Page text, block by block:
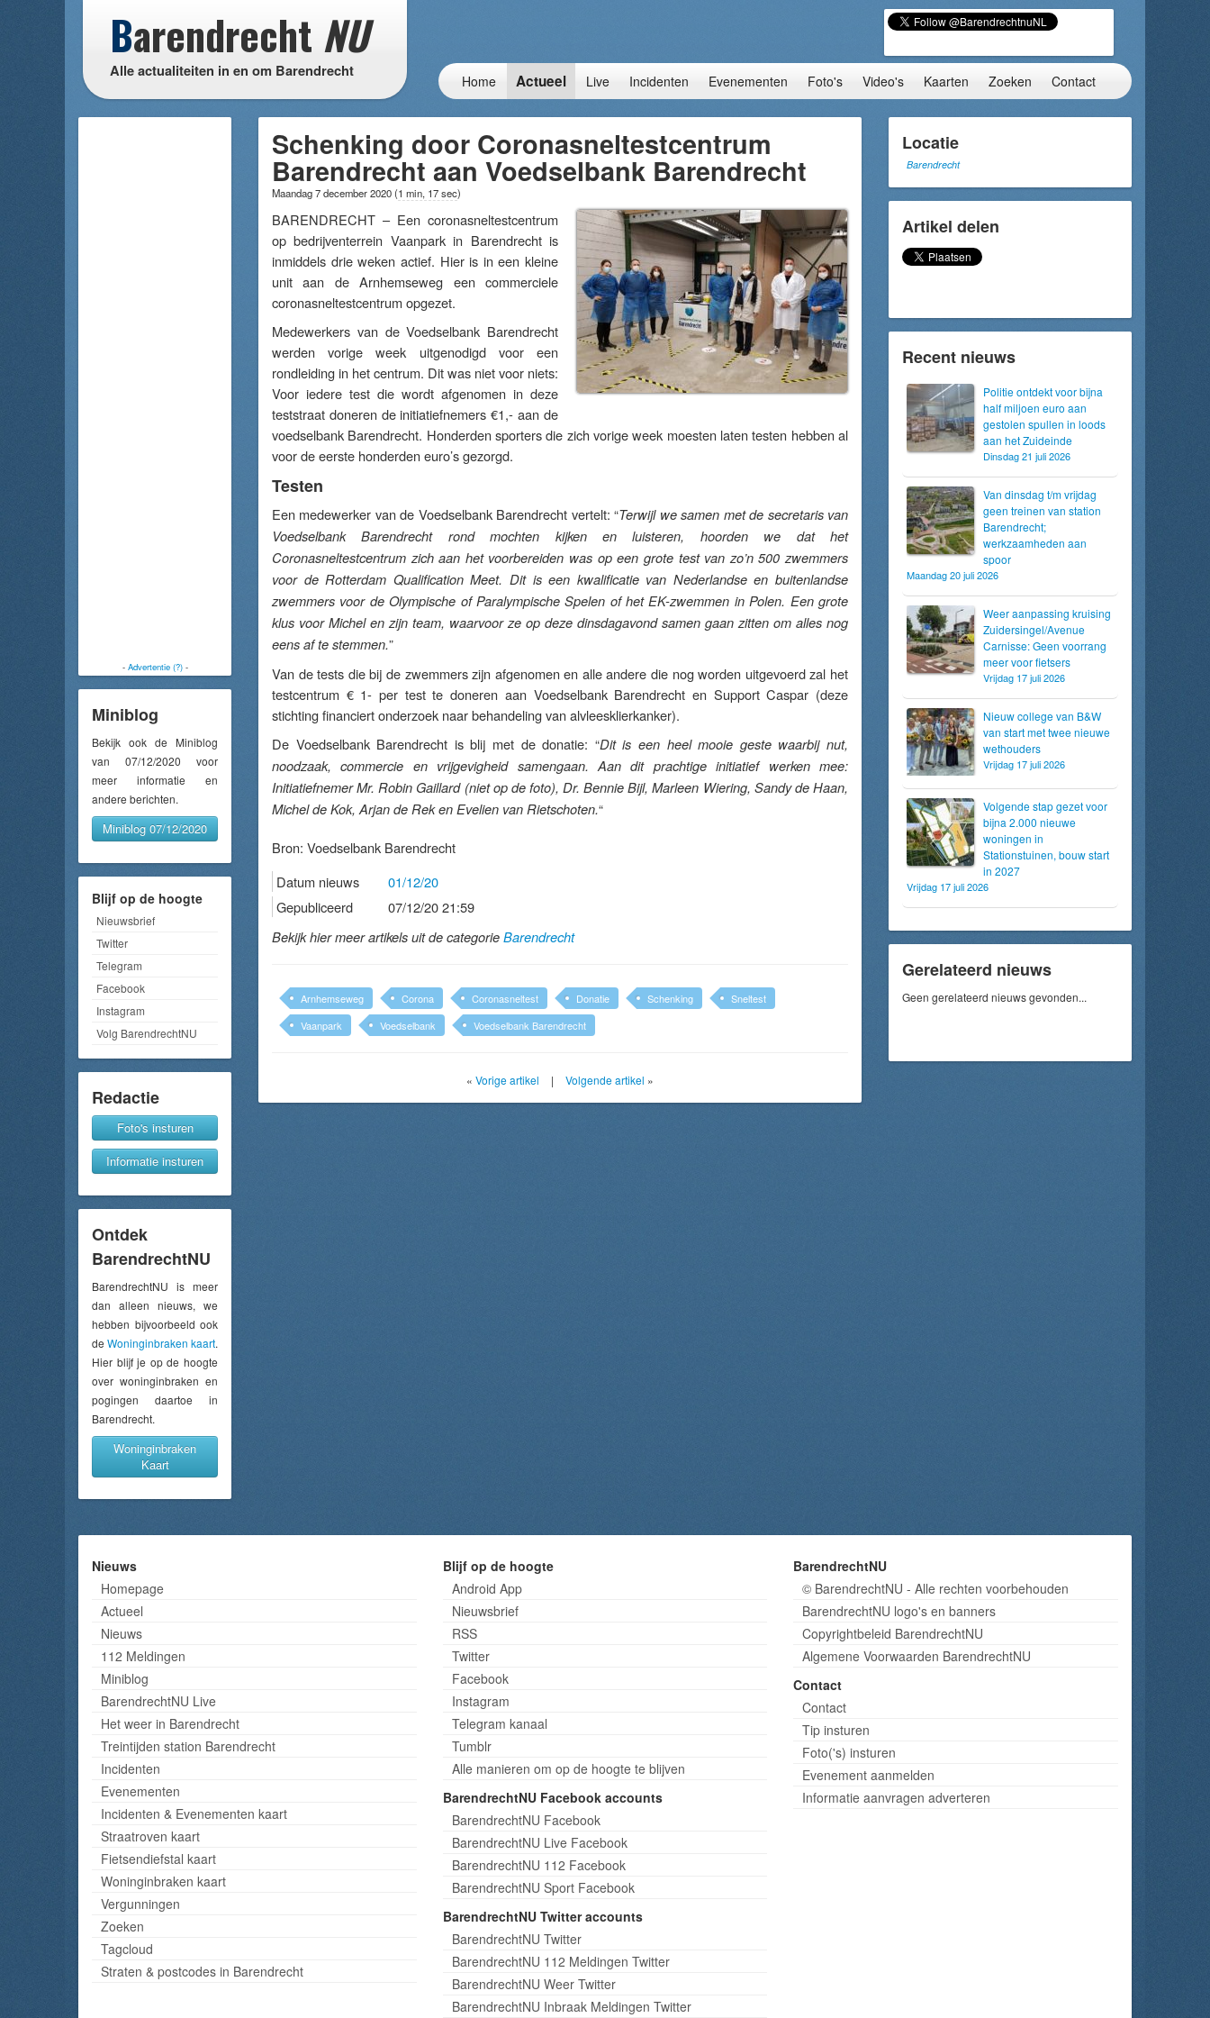
Barendrecht NU
Alle actualiteiten in en om Barendrecht
Home Actueel Live Incidenten Evenementen Foto's Video's Kaarten Zoeken Contact
- Advertentie (?)-
Miniblog
Bekijk ook de Miniblog
van 07/12/2020 voor
meer informatie en
andere berichten.
Miniblog 07/12/2020
Blijf op de hoogte
Nieuwsbrief
Twitter
Telegram
Facebook
Instagram
Volg BarendrechtNU
Redactie
Foto's insturen
Informatie insturen
Ontdek
BarendrechtNU
BarendrechtNU is meer
dan alleen nieuws, we
hebben bijvoorbeeld ook
de Woninginbraken kaart.
Hier blijf je op de hoogte
over woninginbraken en
pogingen daartoe in
Barendrecht.
Woninginbraken
Kaart
Schenking door Coronasneltestcentrum
Barendrecht aan Voedselbank Barendrecht
Maandag 7 december 2020(1 min, 17 sec)
BARENDRECHT – Een coronasneltestcentrum
op bedrijventerrein Vaanpark in Barendrecht is
inmiddels drie weken actief. Hier is in een kleine
unit aan de Arnhemseweg een commerciele
coronasneltestcentrum opgezet.
Medewerkers van de Voedselbank Barendrecht
werden vorige week uitgenodigd voor een
rondleiding in het centrum. Dit was niet voor niets:
Voor iedere test die wordt afgenomen in deze
teststraat doneren de initiatiefnemers €1,- aan de
voedselbank Barendrecht. Honderden sporters die zich vorige week moesten laten testen hebben al
voor de eerste honderden euro’s gezorgd.
Testen
Een medewerker van de Voedselbank Barendrecht vertelt: “Terwijl we samen met de secretaris van
Voedselbank Barendrecht rond mochten kijken en luisteren, hoorden we dat het
Coronasneltestcentrum zich aan het voorbereiden was op een grote test van zo’n 500 zwemmers
voor de Rotterdam Qualification Meet. Dit is een kwalificatie van Nederlandse en buitenlandse
zwemmers voor de Olympische of Paralympische Spelen of het EK-zwemmen in Polen. Een grote
klus voor Michel en zijn team, waarvoor ze op deze dinsdagavond samen gaan zitten om alles nog
eens af te stemmen.”
Van de tests die bij de zwemmers zijn afgenomen en alle andere die nog worden uitgevoerd zal het
testcentrum € 1- per test te doneren aan Voedselbank Barendrecht en Support Caspar (deze
stichting financiert onderzoek naar behandeling van alvleesklierkanker).
De Voedselbank Barendrecht is blij met de donatie: “Dit is een heel mooie geste waarbij nut,
noodzaak, commercie en vrijgevigheid samengaan. Aan dit prachtige initiatief werken mee:
Initiatiefnemer Mr. Robin Gaillard (niet op de foto), Dr. Bennie Bijl, Marleen Wiering, Sandy de Haan,
Michel de Kok, Arjan de Rek en Evelien van Rietschoten.“
Bron: Voedselbank Barendrecht
Datum nieuws
01/12/20
Gepubliceerd
07/12/20 21:59
Bekijk hier meer artikels uit de categorie Barendrecht
Arnhemseweg Corona Coronasneltest Donatie Schenking
Sneltest
Vaanpark
Voedselbank Voedselbank Barendrecht
« Vorige artikel | Volgende artikel »
Locatie
Barendrecht
Artikel delen
Recent nieuws
Politie ontdekt voor bijna
half miljoen euro aan
gestolen spullen in loods
aan het Zuideinde
Dinsdag 21 juli 2026
Van dinsdag t/m vrijdag
geen treinen van station
Barendrecht;
werkzaamheden aan
spoor
Maandag 20 juli 2026
Weer aanpassing kruising
Zuidersingel/Avenue
Carnisse: Geen voorrang
meer voor fietsers
Vrijdag 17 juli 2026
Nieuw college van B&W
van start met twee nieuwe
wethouders
Vrijdag 17 juli 2026
Volgende stap gezet voor
bijna 2.000 nieuwe
woningen in
Stationstuinen, bouw start
in 2027
Vrijdag 17 juli 2026
Gerelateerd nieuws
Geen gerelateerd nieuws gevonden...
Nieuws
Homepage
Actueel
Nieuws
112 Meldingen
Miniblog
BarendrechtNU Live
Het weer in Barendrecht
Treintijden station Barendrecht
Incidenten
Evenementen
Incidenten & Evenementen kaart
Straatroven kaart
Fietsendiefstal kaart
Woninginbraken kaart
Vergunningen
Zoeken
Tagcloud
Straten & postcodes in Barendrecht
Blijf op de hoogte
Android App
Nieuwsbrief
RSS
Twitter
Facebook
Instagram
Telegram kanaal
Tumblr
Alle manieren om op de hoogte te blijven
BarendrechtNU Facebook accounts
BarendrechtNU Facebook
BarendrechtNU Live Facebook
BarendrechtNU 112 Facebook
BarendrechtNU Sport Facebook
BarendrechtNU Twitter accounts
BarendrechtNU Twitter
BarendrechtNU 112 Meldingen Twitter
BarendrechtNU Weer Twitter
BarendrechtNU Inbraak Meldingen Twitter
BarendrechtNU
© BarendrechtNU - Alle rechten voorbehouden
BarendrechtNU logo's en banners
Copyrightbeleid BarendrechtNU
Algemene Voorwaarden BarendrechtNU
Contact
Contact
Tip insturen
Foto('s) insturen
Evenement aanmelden
Informatie aanvragen adverteren